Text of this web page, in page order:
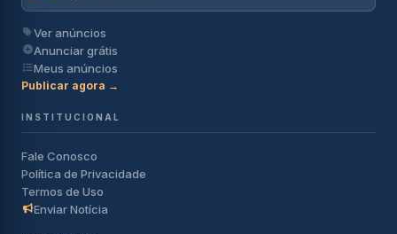
Ver anúncios
Anunciar grátis
Meus anúncios
Publicar agora →
INSTITUCIONAL
Fale Conosco
Política de Privacidade
Termos de Uso
Enviar Notícia